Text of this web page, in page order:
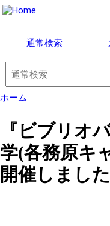
通常検索
ホーム
『ビブリオ
学(各務原キ
開催しました